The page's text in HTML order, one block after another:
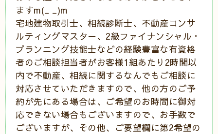
ますm(_ _)m
宅地建物取引士、相続診断士、不動産コンサ
ルティングマスター、2級ファイナンシャル・
プランニング技能士などの経験豊富な有資格
者のご相談担当者がお客様1組あたり2時間以
内で不動産、相続に関するなんでもご相談に
対応させていただきますので、他の方のご予
約が先にある場合は、ご希望のお時間に御対
応できない場合もございますので、お手数で
ございますが、その他、ご要望欄に第2希望の